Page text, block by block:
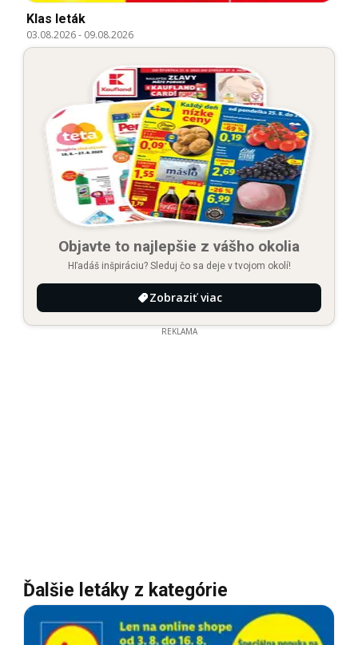
Klas leták
03.08.2026- 09.08.2026
Objavte to najlepšie z vášho okolia
Hľadáš inšpiráciu? Sleduj čo sa deje v tvojom okolí!
Zobraziť viac
REKLAMA
Ďalšie letáky z kategórie